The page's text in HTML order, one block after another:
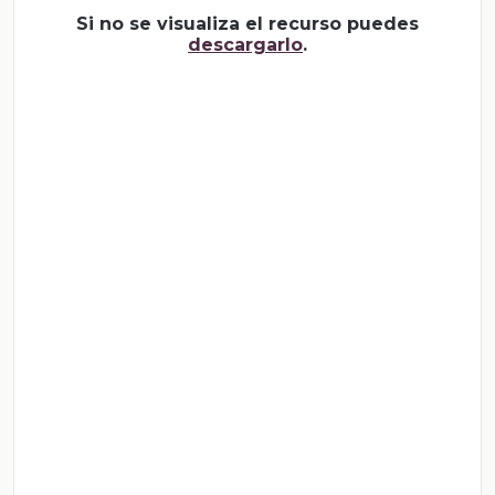
Si no se visualiza el recurso puedes
descargarlo.